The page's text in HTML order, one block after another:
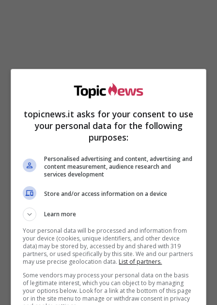
per la relazione con la bellissima Rocio Munoz
Morales, conosciuta sul set
2012 suscitò uno scandalo, poiché l’uomo era
ancora legato alla sua prima moglie e, secondo
il gossip, l’uomo avrebbe concluso la storia per
livello fisico, ma di lei non mi ha attratto solo un
sedere. La cosa che mi dà più fastidio
considerato il classico uomo che lascia la
moglie per una più bella, per una più giovane.
Ok, Rocìo è giovane, ma in quel momento mi
sono sentito attratto dalla persona che è. Ed
una gran bella persona”.
Tra i due li lega il forte amore e passione come
pochi, i due sui social hanno deciso di dare un
annuncio che ha sconvolto particolarmente i
fan.
topicnews.it asks for your consent to use
your personal data for the following
purposes:
Personalised advertising and content, advertising and
content measurement, audience research and
services development
Store and/or access information on a device
Learn more
Your personal data will be processed and information from
your device (cookies, unique identifiers, and other device
data) may be stored by, accessed by and shared with 319
partners, or used specifically by this site. We and our partners
may use precise geolocation data. List of partners.
Some vendors may process your personal data on the basis
of legitimate interest, which you can object to by managing
your options below. Look for a link at the bottom of this page
or in the site menu to manage or withdraw consent in privacy